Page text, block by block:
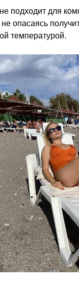
подходит для
опасаясь
температурой.